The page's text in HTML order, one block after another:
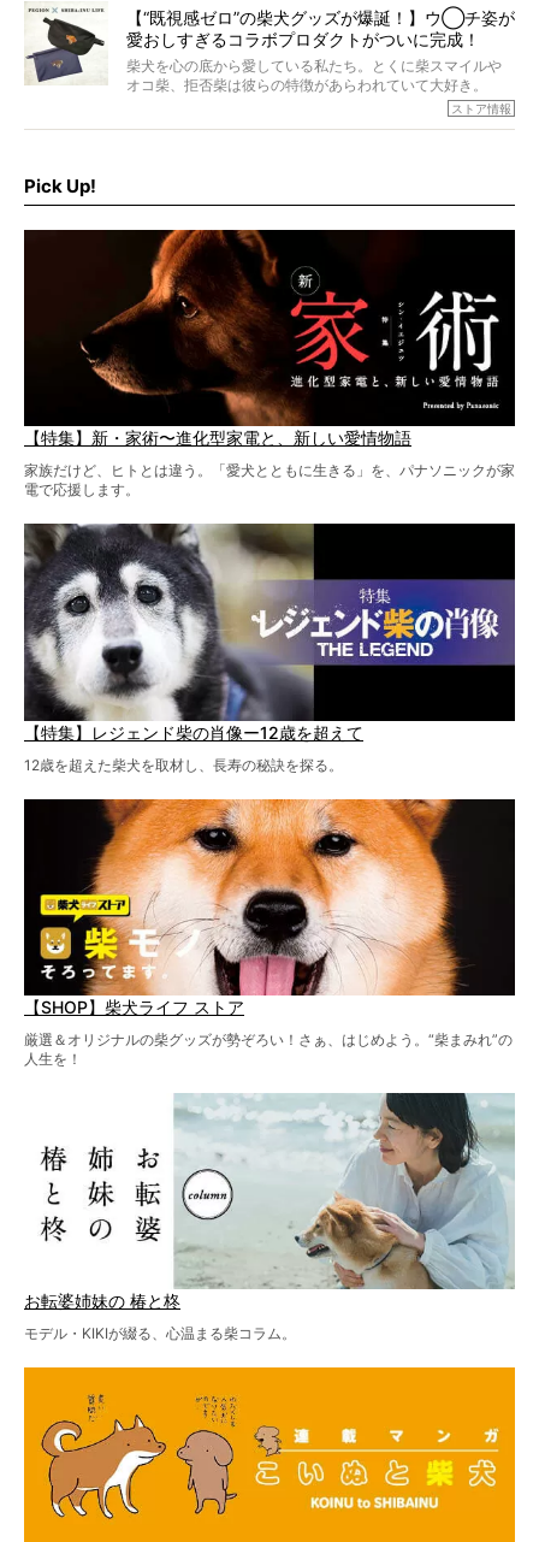
【“既視感ゼロ”の柴犬グッズが爆誕！】ウ◯チ姿が
愛おしすぎるコラボプロダクトがついに完成！
柴犬を心の底から愛している私たち。とくに柴スマイルや
オコ柴、拒否柴は彼らの特徴があらわれていて大好き。
でもちょっと待て…もうひとつ、忘れてはならない愛おしい
シーンがあったぞ。それは、背中を丸めて“ウンチなう”の姿
ストア情報
Pick Up!
【特集】新・家術〜進化型家電と、新しい愛情物語
家族だけど、ヒトとは違う。「愛犬とともに生きる」を、パナソニックが家
電で応援します。
【特集】レジェンド柴の肖像ー12歳を超えて
12歳を超えた柴犬を取材し、長寿の秘訣を探る。
【SHOP】柴犬ライフ ストア
厳選＆オリジナルの柴グッズが勢ぞろい！さぁ、はじめよう。“柴まみれ”の
人生を！
お転婆姉妹の 椿と柊
モデル・KIKIが綴る、心温まる柴コラム。